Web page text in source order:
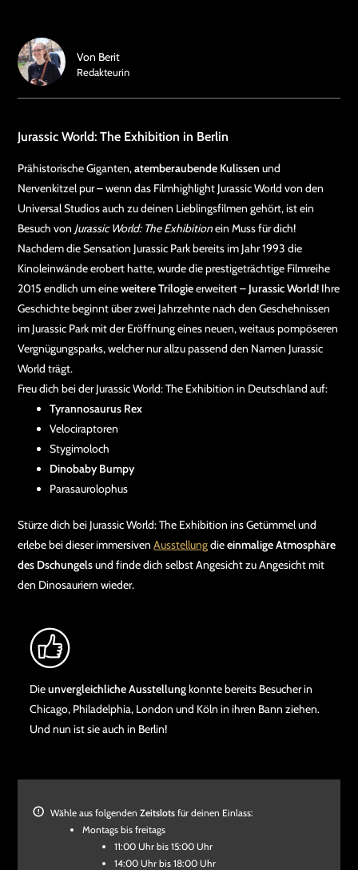
Jurassic World: The Exhibition in Berlin
Prähistorische Giganten,atemberaubende Kulissen und
Nervenkitzel pur – wenn das Filmhighlight Jurassic World von den
Universal Studios auch zu deinen Lieblingsfilmen gehört, ist ein
Besuch von Jurassic World: The Exhibitionein Muss für dich!
Nachdem die Sensation Jurassic Park bereits im Jahr 1993 die
Kinoleinwände erobert hatte, wurde die prestigeträchtige Filmreihe
2015 endlich um eineweitere Trilogieerweitert – Jurassic World! Ihre
Geschichte beginnt über zwei Jahrzehnte nach den Geschehnissen
im Jurassic Park mit der Eröffnung eines neuen, weitaus pompöseren
Vergnügungsparks, welcher nur allzu passend den Namen Jurassic
World trägt.
Freu dich bei der Jurassic World: The Exhibition in Deutschland auf:
Tyrannosaurus Rex
Velociraptoren
Stygimoloch
Dinobaby Bumpy
Parasaurolophus
Stürze dich bei Jurassic World: The Exhibition ins Getümmel und
erlebe bei dieser immersiven Ausstellungdieeinmalige Atmosphäre
des Dschungelsund finde dich selbst Angesicht zu Angesicht mit
den Dinosauriern wieder.
Dieunvergleichliche Ausstellungkonnte bereits Besucher in
Chicago, Philadelphia, London und Köln in ihren Bann ziehen.
Und nun ist sie auch in Berlin!
Wähle aus folgenden Zeitslots für deinen Einlass:
Montags bis freitags
11:00 Uhr bis 15:00 Uhr
14:00 Uhr bis 18:00 Uhr
Von Berit
Redakteurin